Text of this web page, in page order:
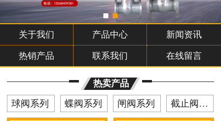
新闻资讯
联系我们
关于我们 产品中心 新闻资讯
热销产品 联系我们 在线留言
热卖产品
球阀系列 蝶阀系列 闸阀系列 截止阀系列